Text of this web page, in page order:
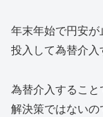
年末年始で円安
投入して為替介入
為替介入するこ
解決策ではない